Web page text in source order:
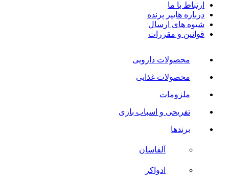
ارتباط با ما
درباره هایپر پرنده
شیوه های ارسال
قوانین و مقررات
محصولات دارویی
محصولات غذایی
ملزومات
تفریحی و اسباب بازی
برندها
آلفاسان
ادواکر